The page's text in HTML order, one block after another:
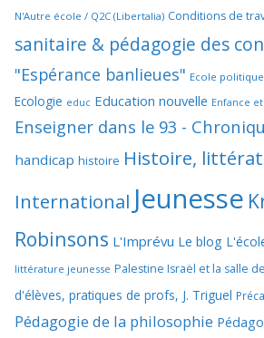
N'Autre école / Q2C (Libertalia) Conditions de
sanitaire & pédagogie des
"Espérance banlieues" Ecole
Ecologie educ Education nouvelle Enfance
Enseigner dans le 93 -
handicap histoire Histoire,
International Jeunesse
Robinsons L'Imprévu Le blog
littérature jeunesse Palestine Israël et la salle
d'élèves, pratiques de profs, J. Triguel
Pédagogie de la philosophie